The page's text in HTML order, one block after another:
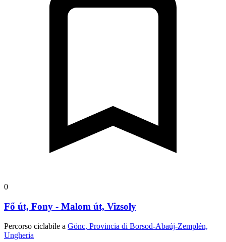
0
Fő út, Fony - Malom út, Vizsoly
Percorso ciclabile a Gönc, Provincia di Borsod-Abaúj-Zemplén,
Ungheria